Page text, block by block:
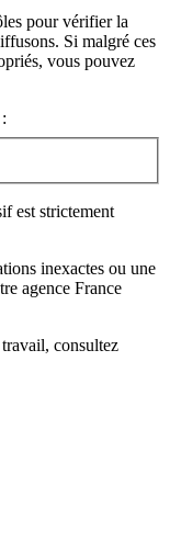
pour vérifier la
Si malgré ces
vous pouvez
est strictement
inexactes ou une
agence France
, consultez